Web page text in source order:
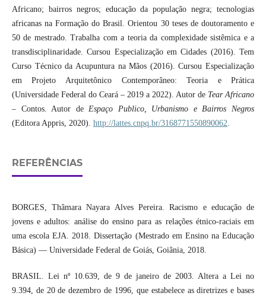
Africano; bairros negros; educação da população negra; tecnologias
africanas na Formação do Brasil. Orientou 30 teses de doutoramento e
50 de mestrado. Trabalha com a teoria da complexidade sistêmica e a
transdisciplinaridade. Cursou Especialização em Cidades (2016). Tem
Curso Técnico da Acupuntura na Mãos (2016). Cursou Especialização
em Projeto Arquitetônico Contemporâneo: Teoria e Prática
(Universidade Federal do Ceará – 2019 a 2022). Autor de Tear Africano
– Contos. Autor de Espaço Publico, Urbanismo e Bairros Negros
(Editora Appris, 2020). http://lattes.cnpq.br/3168771550890062
REFERÊNCIAS
BORGES, Thâmara Nayara Alves Pereira. Racismo e educação de
jovens e adultos: análise do ensino para as relações étnico-raciais em
uma escola EJA. 2018. Dissertação (Mestrado em Ensino na Educação
Básica) — Universidade Federal de Goiás, Goiânia, 2018.
BRASIL. Lei nº 10.639, de 9 de janeiro de 2003. Altera a Lei no
9.394, de 20 de dezembro de 1996, que estabelece as diretrizes e bases